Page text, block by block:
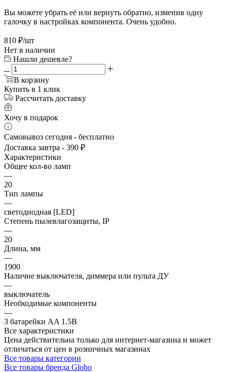
Вы можете убрать её или вернуть обратно, изменив одну
галочку в настройках компонента. Очень удобно.
810 ₽/шт
Нет в наличии
Нашли дешевле?
В корзину
Купить в 1 клик
Рассчитать доставку
Хочу в подарок
Самовывоз сегодня - бесплатно
Доставка завтра - 390 ₽
Характеристики
Общее кол-во ламп
—
20
Тип лампы
—
светодиодная [LED]
Степень пылевлагозащиты, IP
—
20
Длина, мм
—
1900
Наличие выключателя, диммера или пульта ДУ
—
выключатель
Необходимые компоненты
—
3 батарейки AA 1.5В
Все характеристики
Цена действительна только для интернет-магазина и может
отличаться от цен в розничных магазинах
Все товары категории
Все товары бренда Globo